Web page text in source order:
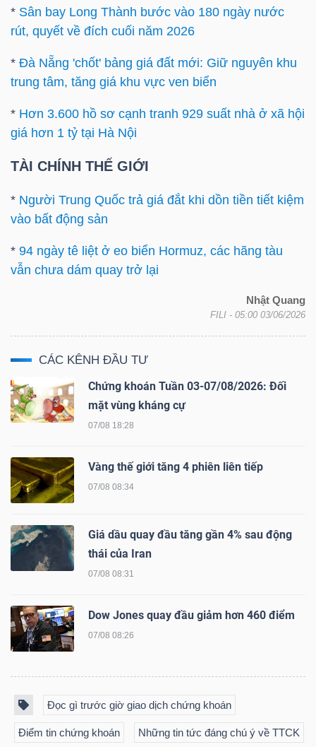
* Sân bay Long Thành bước vào 180 ngày nước
rút, quyết về đích cuối năm 2026
* Đà Nẵng 'chốt' bảng giá đất mới: Giữ nguyên khu
trung tâm, tăng giá khu vực ven biển
* Hơn 3.600 hồ sơ cạnh tranh 929 suất nhà ở xã hội
giá hơn 1 tỷ tại Hà Nội
TÀI CHÍNH THẾ GIỚI
* Người Trung Quốc trả giá đắt khi dồn tiền tiết kiệm
vào bất động sản
* 94 ngày tê liệt ở eo biển Hormuz, các hãng tàu
vẫn chưa dám quay trở lại
Nhật Quang
FILI - 05:00 03/06/2026
CÁC KÊNH ĐẦU TƯ
Chứng khoán Tuần 03-07/08/2026: Đối
mặt vùng kháng cự
07/08 18:28
Vàng thế giới tăng 4 phiên liên tiếp
07/08 08:34
Giá dầu quay đầu tăng gần 4% sau động
thái của Iran
07/08 08:31
Dow Jones quay đầu giảm hơn 460 điểm
07/08 08:26
Đọc gì trước giờ giao dịch chứng khoán
Điểm tin chứng khoán Những tin tức đáng chú ý về TTCK
phân
tích
ngữ
(-)
vụ
(-)
Đào
Sách
tài
chính
cụ
đầu
tư
tài